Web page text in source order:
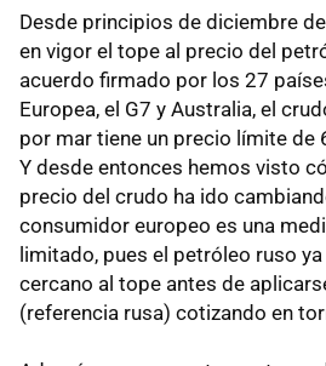
Desde principios de diciembre
en vigor el tope al precio del
acuerdo firmado por los 27
Europea, el G7 y Australia, el
por mar tiene un precio límite de
Y desde entonces hemos visto
precio del crudo ha ido
consumidor europeo es una
limitado, pues el petróleo ruso
cercano al tope antes de
(referencia rusa) cotizando en